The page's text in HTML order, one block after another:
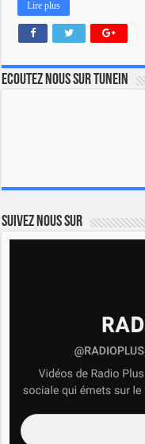
Lire plus
Ecoutez nous sur TuneIn
Suivez nous sur